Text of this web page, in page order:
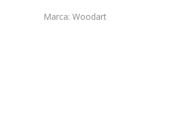
Marca: Woodart